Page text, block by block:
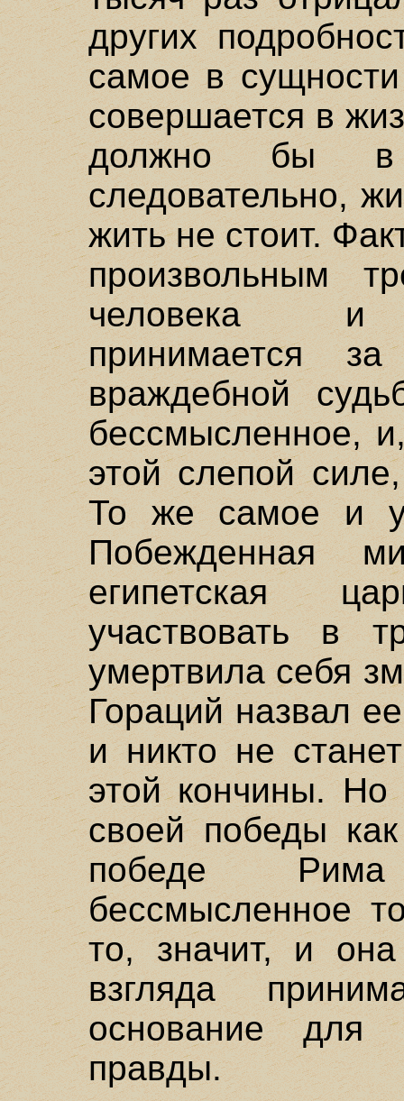
других
самое в сущности
совершается в
должно бы в
следовательно,
жить не стоит.
произвольным
человека и
принимается
враждебной
бессмысленное,
этой слепой
То же самое и у
Побежденная
египетская
участвовать в
умертвила себя
Гораций назвал
и никто не
этой кончины.
своей победы
победе
бессмысленное
то, значит, и она
взгляда
основание для
правды.